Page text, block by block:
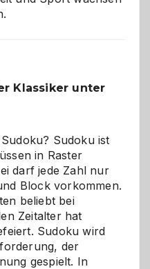
Klassiker unter
Sudoku ist
in Raster
darf jede Zahl nur
Block vorkommen.
beliebt bei
Zeitalter hat
Sudoku wird
der
gespielt. In